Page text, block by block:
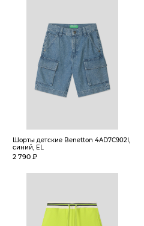
Шорты детские Benetton 4AD7C902I,
синий, EL
2 790 ₽